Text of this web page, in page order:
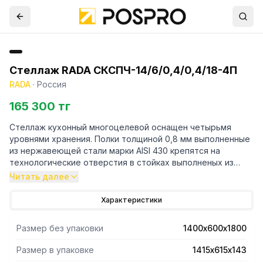
Стеллаж RADA СКСПЧ-14/6/0,4/0,4/18-4П
RADA · Россия
165 300 тг
Стеллаж кухонный многоцелевой оснащен четырьмя
уровнями хранения. Полки толщиной 0,8 мм выполненные
из нержавеющей стали марки AISI 430 крепятся на
технологические отверстия в стойках выполненых из
трубы профильной 40х40 марки AISI 430 и толщиной 1,2
разорбраном виде. Вариант поставки 4 полки и
комплекта 49 кг. Габариты упаковки полок 1415х615х143
мм.
Читать далее
Характеристики
Размер без упаковки 1400х600х1800
Размер в упаковке 1415х615х143